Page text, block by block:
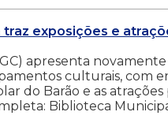
exposições e
apresenta
culturais, com
do Barão e as
Biblioteca